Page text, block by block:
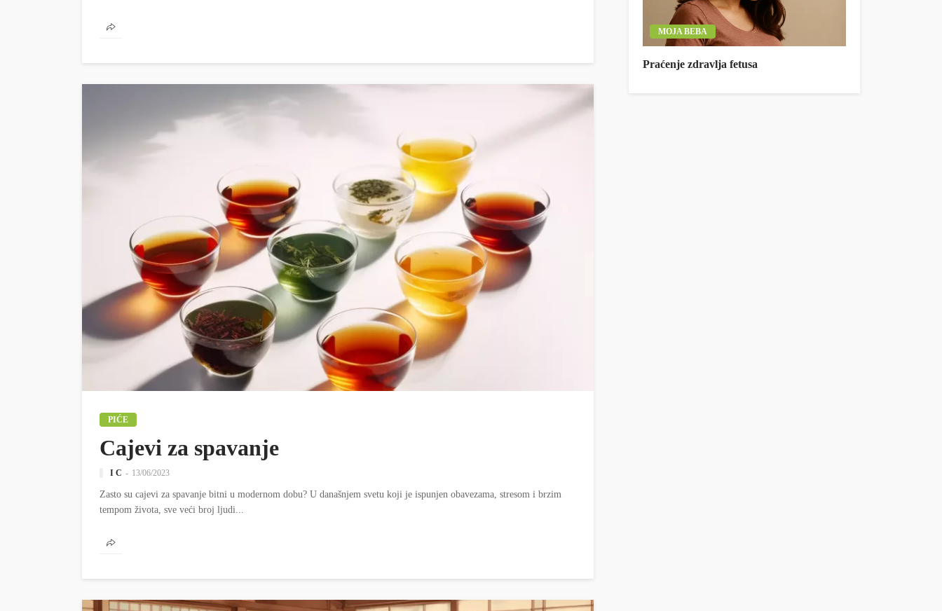
PIĆE
Cajevi za spavanje
I C 13/06/2023
Zasto su cajevi za spavanje bitni u modernom dobu? U današnjem svetu koji je ispunjen obavezama, stresom i brzim
tempom života, sve veći broj ljudi...
MOJA BEBA
Praćenje zdravlja fetusa